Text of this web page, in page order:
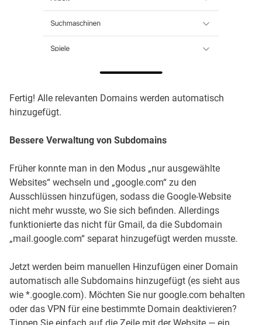
Fertig! Alle relevanten Domains werden automatisch
hinzugefügt.
Bessere Verwaltung von Subdomains
Früher konnte man in den Modus „nur ausgewählte
Websites“ wechseln und „google.com“ zu den
Ausschlüssen hinzufügen, sodass die Google-Website
nicht mehr wusste, wo Sie sich befinden. Allerdings
funktionierte das nicht für Gmail, da die Subdomain
„mail.google.com“ separat hinzugefügt werden musste.
Jetzt werden beim manuellen Hinzufügen einer Domain
automatisch alle Subdomains hinzugefügt (es sieht aus
wie *.google.com). Möchten Sie nur google.com behalten
oder das VPN für eine bestimmte Domain deaktivieren?